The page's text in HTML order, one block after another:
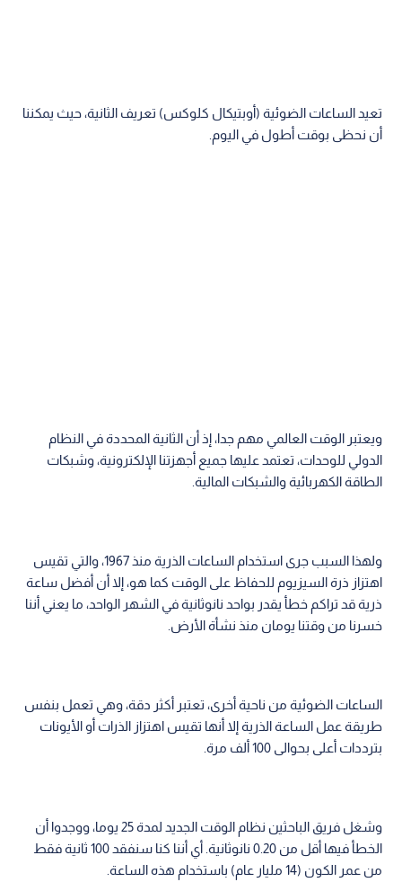
تعيد الساعات الضوئية (أوبتيكال كلوكس) تعريف الثانية، حيث يمكننا
أن نحظى بوقت أطول في اليوم.
ويعتبر الوقت العالمي مهم جدا، إذ أن الثانية المحددة في النظام
الدولي للوحدات، تعتمد عليها جميع أجهزتنا الإلكترونية، وشبكات
الطاقة الكهربائية والشبكات المالية.
ولهذا السبب جرى استخدام الساعات الذرية منذ 1967، والتي تقيس
اهتزاز ذرة السيزيوم للحفاظ على الوقت كما هو، إلا أن أفضل ساعة
ذرية قد تراكم خطأ يقدر بواحد نانوثانية في الشهر الواحد، ما يعني أننا
خسرنا من وقتنا يومان منذ نشأة الأرض.
الساعات الضوئية من ناحية أخرى، تعتبر أكثر دقة، وهي تعمل بنفس
طريقة عمل الساعة الذرية إلا أنها تقيس اهتزاز الذرات أو الأيونات
بترددات أعلى بحوالى 100 ألف مرة.
وشغل فريق الباحثين نظام الوقت الجديد لمدة 25 يوما، ووجدوا أن
الخطأ فيها أقل من 0.20 نانوثانية. أي أننا كنا سنفقد 100 ثانية فقط
من عمر الكون (14 مليار عام) باستخدام هذه الساعة.